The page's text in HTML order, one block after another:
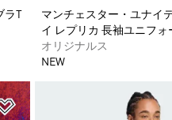
ラT
マンチェスター・ユナイ
イ レプリカ 長袖ユニフォ
オリジナルス
NEW
ほしいものリストに追加